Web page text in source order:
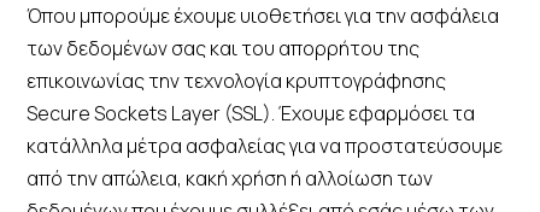
Όπου μπορούμε έχουμε υιοθετήσει για την ασφάλεια
των δεδομένων σας και του απορρήτου της
επικοινωνίας την τεχνολογία κρυπτογράφησης
Secure Sockets Layer (SSL). Έχουμε εφαρμόσει τα
κατάλληλα μέτρα ασφαλείας για να προστατεύσουμε
από την απώλεια, κακή χρήση ή αλλοίωση των